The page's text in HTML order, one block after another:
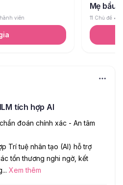
viên
Mẹ bầu
11 Chủ đề
tích hợp AI
đoán chính xác - An tâm
Trí tuệ nhân tạo (AI) hỗ trợ
tổn thương nghi ngờ, kết
... Xem thêm